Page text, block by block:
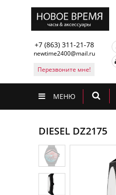
+7 (863) 311-21-78
newtime2400@mail.ru
Перезвоните мне!
МЕНЮ
DIESEL DZ2175